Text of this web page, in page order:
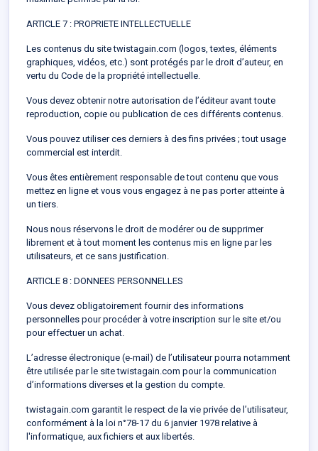
ARTICLE 7 : PROPRIETE INTELLECTUELLE
Les contenus du site twistagain.com (logos, textes, éléments
graphiques, vidéos, etc.) sont protégés par le droit d’auteur, en
vertu du Code de la propriété intellectuelle.
Vous devez obtenir notre autorisation de l’éditeur avant toute
reproduction, copie ou publication de ces différents contenus.
Vous pouvez utiliser ces derniers à des fins privées ; tout usage
commercial est interdit.
Vous êtes entièrement responsable de tout contenu que vous
mettez en ligne et vous vous engagez à ne pas porter atteinte à
un tiers.
Nous nous réservons le droit de modérer ou de supprimer
librement et à tout moment les contenus mis en ligne par les
utilisateurs, et ce sans justification.
ARTICLE 8 : DONNEES PERSONNELLES
Vous devez obligatoirement fournir des informations
personnelles pour procéder à votre inscription sur le site et/ou
pour effectuer un achat.
L’adresse électronique (e-mail) de l’utilisateur pourra notamment
être utilisée par le site twistagain.com pour la communication
d’informations diverses et la gestion du compte.
twistagain.com garantit le respect de la vie privée de l’utilisateur,
conformément à la loi n°78-17 du 6 janvier 1978 relative à
l'informatique, aux fichiers et aux libertés.